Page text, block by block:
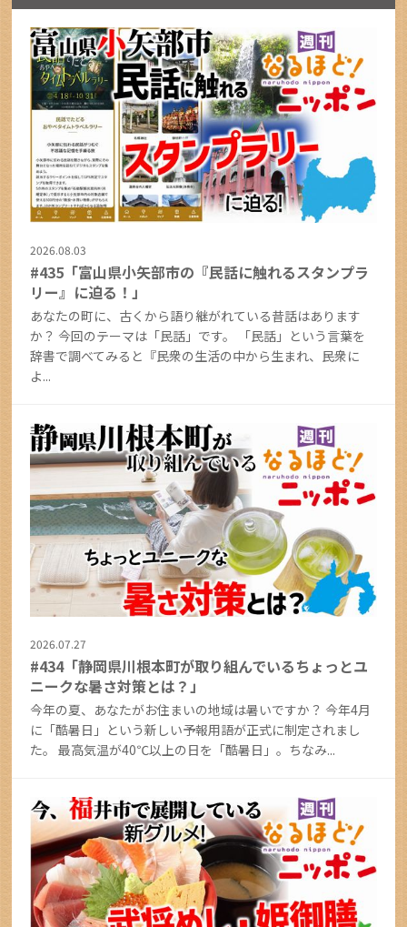
2026.08.03
#435「富山県小矢部市の『民話に触れるスタンプラ
リー』に迫る！」
あなたの町に、古くから語り継がれている昔話はあります
か？ 今回のテーマは「民話」です。 「民話」という言葉を
辞書で調べてみると『民衆の生活の中から生まれ、民衆に
よ...
2026.07.27
#434「静岡県川根本町が取り組んでいるちょっとユ
ニークな暑さ対策とは？」
今年の夏、あなたがお住まいの地域は暑いですか？ 今年4月
に「酷暑日」という新しい予報用語が正式に制定されまし
た。 最高気温が40℃以上の日を「酷暑日」。ちなみ...